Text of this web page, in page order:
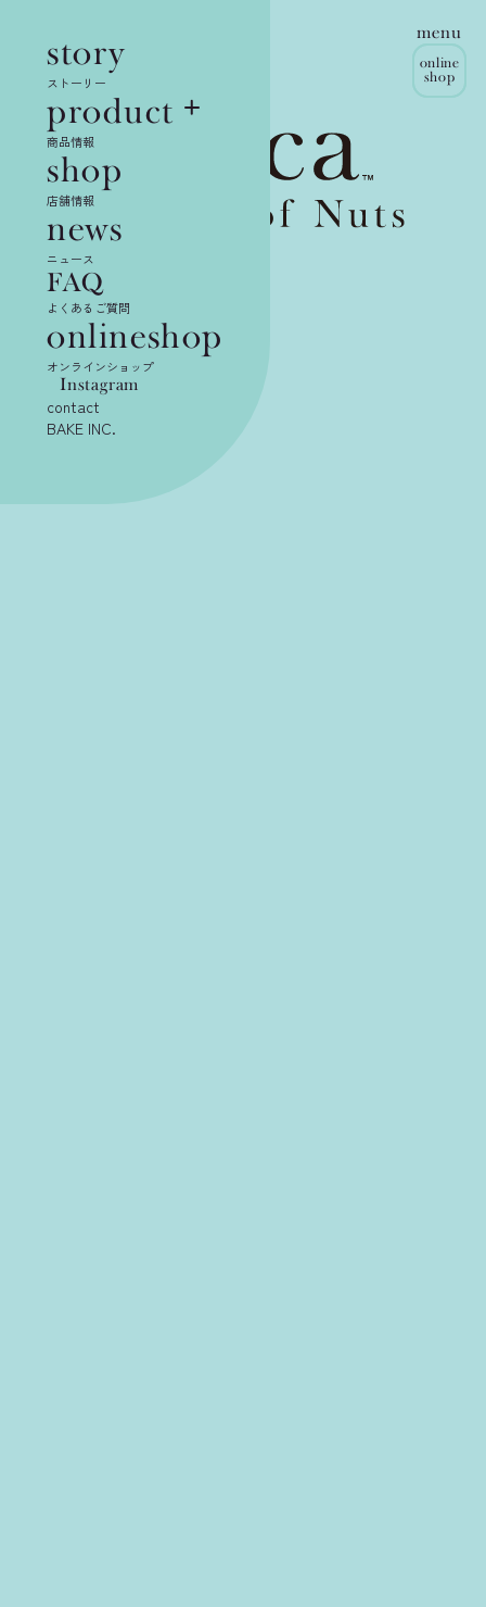
online
shop
menu
story
ストーリー
product
商品情報
shop
店舗情報
news
ニュース
FAQ
よくあるご質問
onlineshop
オンラインショップ
Instagram
contact
BAKE INC.